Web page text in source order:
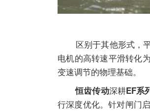
区别于其他形式，平
电机的高转速平滑转化
变速调节的物理基础。
恒齿传动深耕EF系
行深度优化。针对闸门